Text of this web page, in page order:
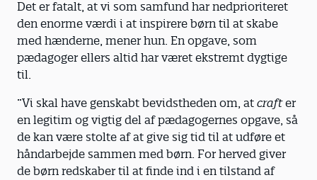
Det er fatalt, at vi som samfund har nedprioriteret
den enorme værdi i at inspirere børn til at skabe
med hænderne, mener hun. En opgave, som
pædagoger ellers altid har været ekstremt dygtige
til.
”Vi skal have genskabt bevidstheden om, at crafter
en legitim og vigtig del af pædagogernes opgave, så
de kan være stolte af at give sig tid til at udføre et
håndarbejde sammen med børn. For herved giver
de børn redskaber til at finde ind i en tilstand af